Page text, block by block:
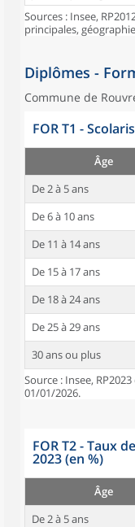
Sources : Insee,
principales,
Diplômes -
Commune de
FOR T1 -
Âge
De 2 à 5 ans
De 6 à 10 ans
De 11 à 14 ans
De 15 à 17 ans
De 18 à 24 ans
De 25 à 29 ans
30 ans ou plus
Source : Insee,
01/01/2026.
FOR T2 - Taux
2023 (en %)
Âge
De 2 à 5 ans